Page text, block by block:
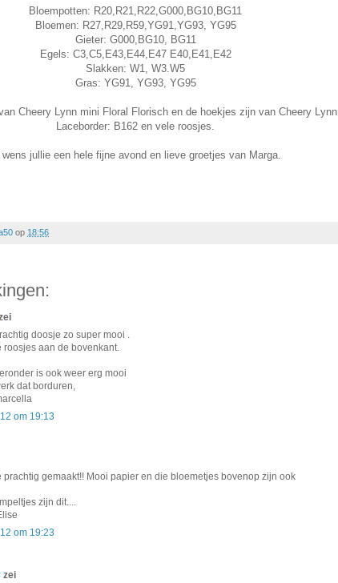
Bloempotten: R20,R21,R22,G000,BG10,BG11
Bloemen: R27,R29,R59,YG91,YG93, YG95
Gieter: G000,BG10, BG11
Egels: C3,C5,E43,E44,E47 E40,E41,E42
Slakken: W1, W3.W5
Gras: YG91, YG93, YG95
Cheery Lynn mini Floral Florisch en de hoekjes zijn van Cheery Lynn
Laceborder: B162 en vele roosjes.
wens jullie een hele fijne avond en lieve groetjes van Marga.
op 18:56
doosje zo super mooi .
roosjes aan de bovenkant.
is ook weer erg mooi
dat borduren,
om 19:13
prachtig gemaakt!! Mooi papier en die bloemetjes bovenop zijn ook
zijn dit....
om 19:23
zei